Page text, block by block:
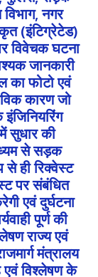
विभाग, नगर
(इंटिग्रेटेड)
विवेचक घटना
जानकारी
का फोटो एवं
कारण जो
सुधार की
से सड़क
ही रिक्वेस्ट
पर संबंधित
एवं दुर्घटना
पूर्ण की
राज्य एवं
मंत्रालय
एवं विश्लेषण के